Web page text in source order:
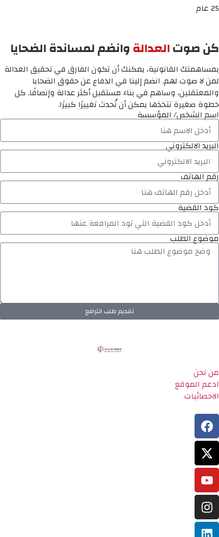
25 عام
كن صوتالعدالةوانضم لمساندة الضحايا
بمساهمتك القانونية، يمكنك أن تكون الفارق في تحقيق العدالة
لمن لا صوت لهم. انضم إلينا في الدفاع عن حقوق الضحايا
والمعتقلين، وساهم في بناء مستقبل أكثر عدالة وإنصافًا. كل
خطوة صغيرة تتخذها يمكن أن تُحدث تغييرًا كبيرًا.
اسم الشخص/ المؤسسة
البريد الالكتروني
رقم الهاتف
كود القضية
موضوع الطلب
تقديم طلب الترافع
من نحن
ادعم الموقع
الاحصائيات